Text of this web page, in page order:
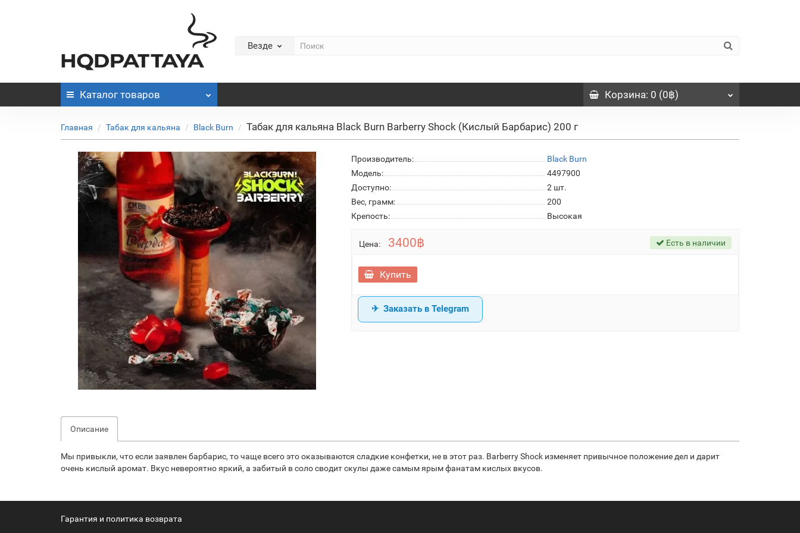
Везде
Каталог товаров Корзина: 0 (0฿)
Главная Табак для кальяна Black Burn Табак для кальяна Black Burn Barberry Shock (Кислый Барбарис) 200 г
Производитель:
Black Burn
Модель:
4497900
Доступно:
2 шт.
Вес, грамм:
200
Крепость:
Высокая
Цена: 3400฿ Есть в наличии
Купить
Заказать в Telegram
Описание
Мы привыкли, что если заявлен барбарис, то чаще всего это оказываются сладкие конфетки, не в этот раз. Barberry Shock изменяет привычное положение дел и дарит
очень кислый аромат. Вкус невероятно яркий, а забитый в соло сводит скулы даже самым ярым фанатам кислых вкусов.
Гарантия и политика возврата